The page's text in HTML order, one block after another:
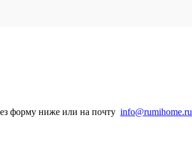
форму ниже или на почту info@rumihome.ru